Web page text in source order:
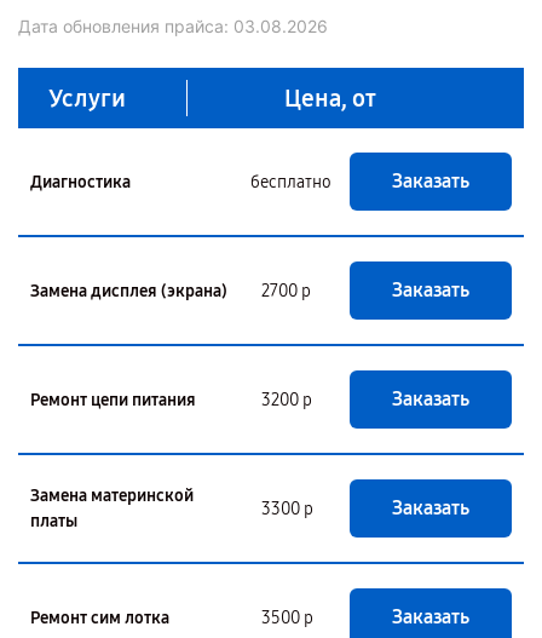
Дата обновления прайса: 03.08.2026
Услуги Цена, от
Диагностика бесплатно Заказать
Замена дисплея (экрана) 2700 р Заказать
Ремонт цепи питания 3200 р Заказать
Замена материнской
платы
3300 р Заказать
Ремонт сим лотка 3500 р Заказать